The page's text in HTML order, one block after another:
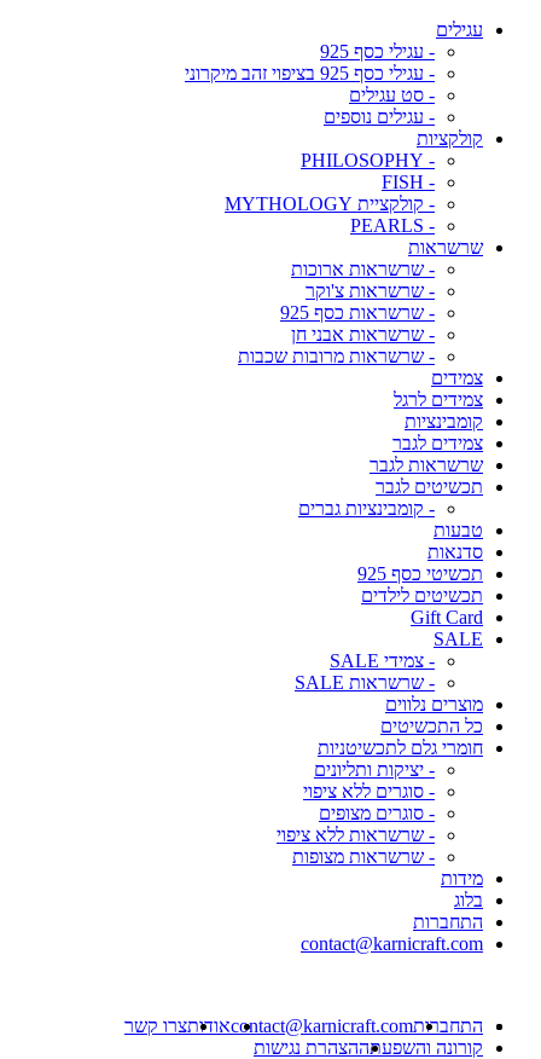
עגילים
- עגילי כסף 925
- עגילי כסף 925 בציפוי זהב מיקרוני
- סט עגילים
- עגילים נוספים
קולקציות
- PHILOSOPHY
- FISH
- קולקציית MYTHOLOGY
- PEARLS
שרשראות
- שרשראות ארוכות
- שרשראות צ'וקר
- שרשראות כסף 925
- שרשראות אבני חן
- שרשראות מרובות שכבות
צמידים
צמידים לרגל
קומבינציות
צמידים לגבר
שרשראות לגבר
תכשיטים לגבר
- קומבינציות גברים
טבעות
סדנאות
תכשיטי כסף 925
תכשיטים לילדים
Gift Card
SALE
- צמידי SALE
- שרשראות SALE
מוצרים נלווים
כל התכשיטים
חומרי גלם לתכשיטניות
- יציקות ותליונים
- סוגרים ללא ציפוי
- סוגרים מצופים
- שרשראות ללא ציפוי
- שרשראות מצופות
מידות
בלוג
התחברות
contact@karnicraft.com
התחברותcontact@karnicraft.comאודותצרו קשר
קורונה והשפעתההצהרת נגישות